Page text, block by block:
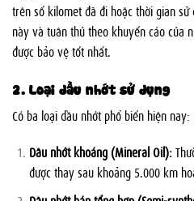
trên số kilomet đã đi hoặc thời gian
này và tuân thủ theo khuyến cáo của
được bảo vệ tốt nhất.
2. Loại dầu nhớt sử dụng
Có ba loại dầu nhớt phổ biến hiện nay:
Dầu nhớt khoáng (Mineral Oil):
được thay sau khoảng 5.000 km